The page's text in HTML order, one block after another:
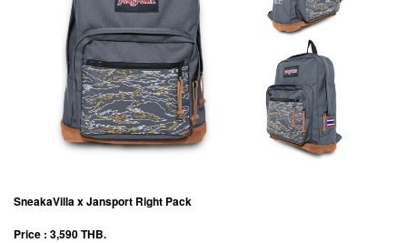
SneakaVilla x Jansport Right Pack
Price : 3,590 THB.